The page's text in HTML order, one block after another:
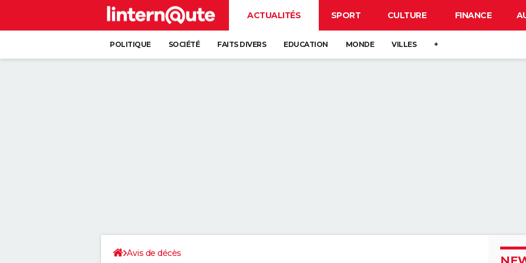
ACTUALITÉS SPORT CULTURE FINANCE
POLITIQUE SOCIÉTÉ FAITS DIVERS EDUCATION MONDE VILLES +
Avis de décès